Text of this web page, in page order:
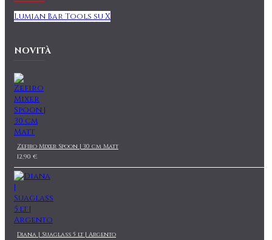
Lumian Bar Tools su X
NOVITÀ
Zefiro Mixer Spoon | 30 cm Matt
12,90 €
Diana | Suaglass 5 lt | Argento